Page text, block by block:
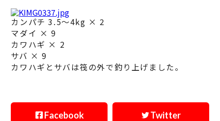
カンパチ 3.5～4kg × 2
マダイ × 9
カワハギ × 2
サバ × 9
カワハギとサバは筏の外で釣り上げました。
Facebook Twitter